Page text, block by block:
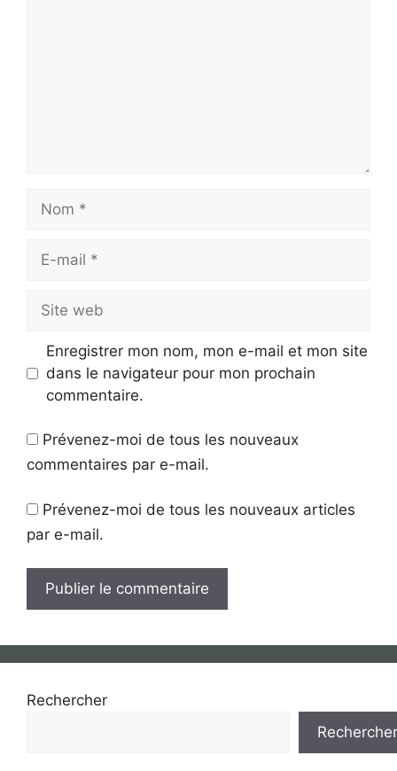
mail
web
Enregistrer mon nom, mon e-mail et mon site
dans le navigateur pour mon prochain
commentaire.
Prévenez-moi de tous les nouveaux
commentaires par e-mail.
Prévenez-moi de tous les nouveaux articles
par e-mail.
Rechercher
Rechercher